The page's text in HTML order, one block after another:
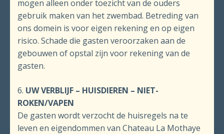
mogen alleen onder toezicht van de ouders
gebruik maken van het zwembad. Betreding van
ons domein is voor eigen rekening en op eigen
risico. Schade die gasten veroorzaken aan de
gebouwen of opstal zijn voor rekening van de
gasten.
6. UW VERBLIJF – HUISDIEREN – NIET-
ROKEN/VAPEN
De gasten wordt verzocht de huisregels na te
leven en eigendommen van Chateau La Mothaye